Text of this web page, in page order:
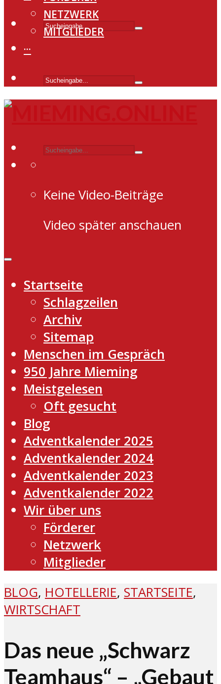
NETZWERK
MITGLIEDER
···
Keine Video-Beiträge
Video später anschauen
Startseite
Schlagzeilen
Archiv
Sitemap
Menschen im Gespräch
950 Jahre Mieming
Meistgelesen
Oft gesucht
Blog
Adventkalender 2025
Adventkalender 2024
Adventkalender 2023
Adventkalender 2022
Wir über uns
Förderer
Netzwerk
Mitglieder
BLOG, HOTELLERIE, STARTSEITE,
WIRTSCHAFT
Das neue „Schwarz
Teamhaus“ – „Gebaut